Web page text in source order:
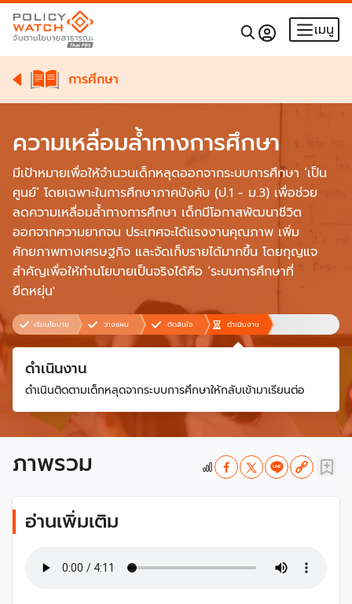
เมนู
การศึกษา
ความเหลื่อมล้ำทางการศึกษา
มีเป้าหมายเพื่อให้จำนวนเด็กหลุดออกจากระบบการศึกษา ‘เป็น
ศูนย์’ โดยเฉพาะในการศึกษาภาคบังคับ (ป.1 - ม.3) เพื่อช่วย
ลดความเหลื่อมล้ำทางการศึกษา เด็กมีโอกาสพัฒนาชีวิต
ออกจากความยากจน ประเทศจะได้แรงงานคุณภาพ เพิ่ม
ศักยภาพทางเศรษฐกิจ และจัดเก็บรายได้มากขึ้น โดยกุญแจ
สำคัญเพื่อให้ทำนโยบายเป็นจริงได้คือ ‘ระบบการศึกษาที่
ยืดหยุ่น'
เริ่มนโยบาย วางแผน ตัดสินใจ ดำเนินงาน
ดำเนินงาน
ดำเนินติดตามเด็กหลุดจากระบบการศึกษาให้กลับเข้ามาเรียนต่อ
ภาพรวม
อ่านเพิ่มเติม